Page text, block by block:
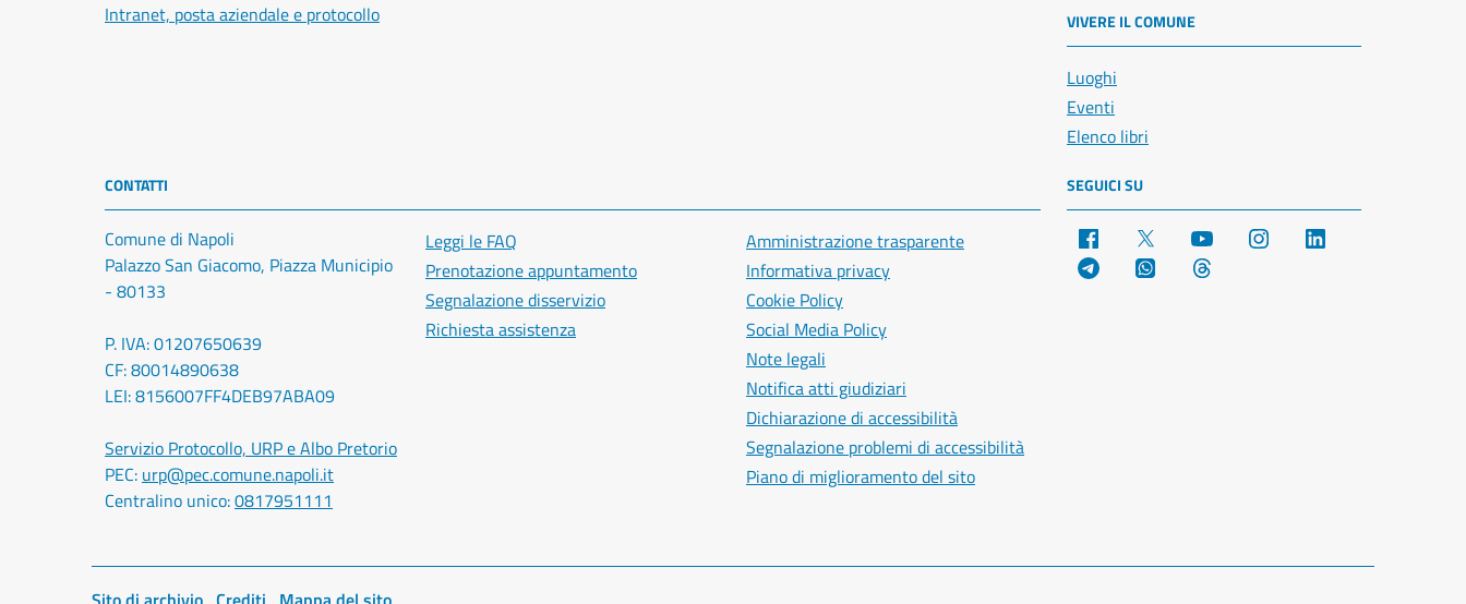
Intranet, posta aziendale e protocollo
VIVERE IL COMUNE
Luoghi
Eventi
Elenco libri
CONTATTI
Comune di Napoli
Palazzo San Giacomo, Piazza Municipio
- 80133
P. IVA: 01207650639
CF: 80014890638
LEI: 8156007FF4DEB97ABA09
Servizio Protocollo, URP e Albo Pretorio
PEC: urp@pec.comune.napoli.it
Centralino unico:0817951111
Leggi le FAQ
Prenotazione appuntamento
Segnalazione disservizio
Richiesta assistenza
Amministrazione trasparente
Informativa privacy
Cookie Policy
Social Media Policy
Note legali
Notifica atti giudiziari
Dichiarazione di accessibilità
Segnalazione problemi di accessibilità
Piano di miglioramento del sito
SEGUICI SU
Facebook YouTube Instagram
Telegram WhatsApp